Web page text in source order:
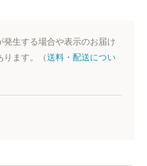
生する場合や表示のお届け
ります。（送料・配送につい